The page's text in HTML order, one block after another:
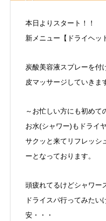
本日よりスタート！！
新メニュー【ドライヘッ
炭酸美容液スプレーを付
皮マッサージしていきま
～お忙しい方にも初めて
お水(シャワー)もドライ
サクッと来てリフレッシ
ーとなっております。
頭疲れてるけどシャワー
ドライスパ行ってみた
安・・・